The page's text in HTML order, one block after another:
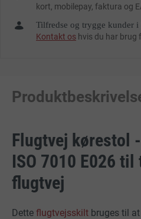
kort, mobilepay, faktura og
Tilfredse og trygge kunder i
Kontakt os hvis du har brug
Flugtvej kørestol
ISO 7010 E026
flugtvej
Dette flugtvejsskilt bruges til